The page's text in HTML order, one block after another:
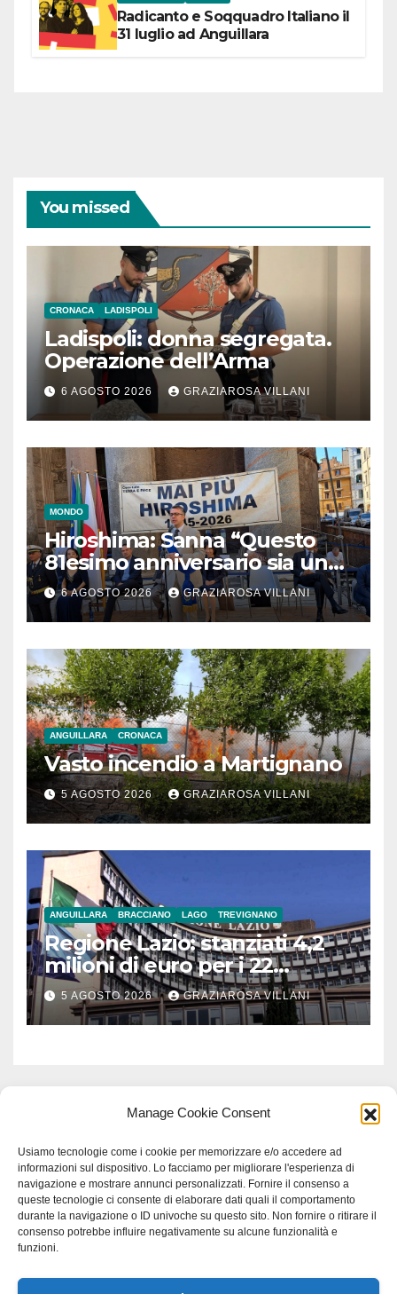
Manage Cookie Consent
Usiamo tecnologie come i cookie per memorizzare e/o accedere ad
informazioni sul dispositivo. Lo facciamo per migliorare l'esperienza di
navigazione e mostrare annunci personalizzati. Fornire il consenso a
queste tecnologie ci consente di elaborare dati quali il comportamento
durante la navigazione o ID univoche su questo sito. Non fornire o ritirare il
consenso potrebbe influire negativamente su alcune funzionalità e
funzioni.
Radicanto e Soqquadro Italiano il
31 luglio ad Anguillara
You missed
CRONACA LADISPOLI
Ladispoli: donna segregata.
Operazione dell’Arma
6 AGOSTO 2026 GRAZIAROSA VILLANI
MONDO
Hiroshima: Sanna “Questo
81esimo anniversario sia un
monito per tutti”
6 AGOSTO 2026 GRAZIAROSA VILLANI
ANGUILLARA CRONACA
Vasto incendio a Martignano
5 AGOSTO 2026 GRAZIAROSA VILLANI
ANGUILLARA BRACCIANO LAGO TREVIGNANO
Regione Lazio: stanziati 4,2
milioni di euro per i 22
Comuni dell’Etruria
Meridionale
5 AGOSTO 2026 GRAZIAROSA VILLANI